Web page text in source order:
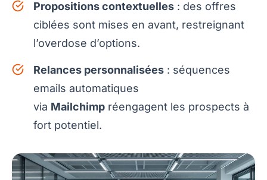
Propositions contextuelles : des offres
ciblées sont mises en avant, restreignant
l’overdose d’options.
Relances personnalisées : séquences
emails automatiques
via Mailchimp réengagent les prospects à
fort potentiel.